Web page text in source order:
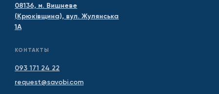
08136, м. Вишневе
(Крюківщина), вул. Жулянська
1А
КОНТАКТЫ
093 171 24 22
request@savobi.com